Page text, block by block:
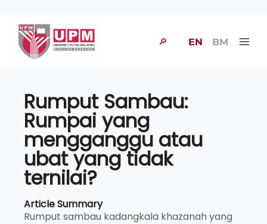
🔎 EN BM
Rumput Sambau:
Rumpai yang
mengganggu atau
ubat yang tidak
ternilai?
Article Summary
Rumput sambau kadangkala khazanah yang